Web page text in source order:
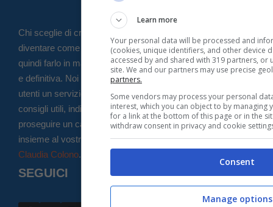
Chi sceglie di crescere un animale in fondo decide di
diventare come un ‘genitore’ per questi cuccioli e deve
quindi farlo in maniera responsabile, coscienziosa, prudente
e definitiva. Noi di Amore a 4 zampe vogliamo dare ai nostri
utenti un servizio completo fatto di news, aggiornamenti,
consigli utili, indicazioni dettagliate sul come iniziare e
proseguire un cammino corretto per il resto della vita
insieme al vostro più fedele amico. Direttore editoriale:
Claudia Colono.
SEGUICI
Learn more
Your personal data will be processed and
(cookies, unique identifiers, and other device
accessed by and shared with 319 partners, or
site. We and our partners may use precise
partners.
Some vendors may process your personal
interest, which you can object to by managing
for a link at the bottom of this page or in the
withdraw consent in privacy and cookie
Consent
Manage options